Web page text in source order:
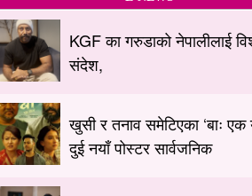
KGF का गरुडाको नेपालीलाई
संदेश,
खुसी र तनाव समेटिएका ‘बाः एक
दुई नयाँ पोस्टर सार्वजनिक